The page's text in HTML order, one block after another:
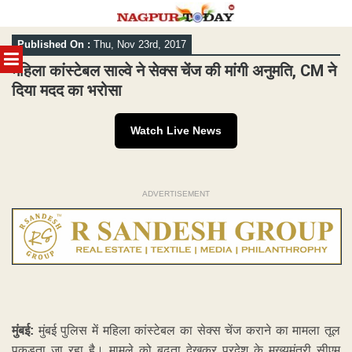
MENU
Skip
to
content
Published On : Thu, Nov 23rd, 2017
महिला कांस्टेबल साल्वे ने सेक्स चेंज की मांगी अनुमति, CM ने
दिया मदद का भरोसा
Watch Live News
ADVERTISEMENT
मुंबई: मुंबई पुलिस में महिला कांस्टेबल का सेक्स चेंज कराने का मामला तूल